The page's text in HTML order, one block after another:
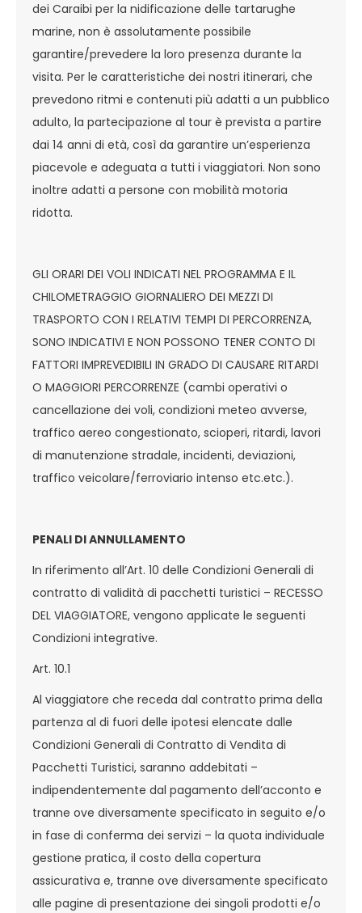
dei Caraibi per la nidificazione delle tartarughe
marine, non è assolutamente possibile
garantire/prevedere la loro presenza durante la
visita. Per le caratteristiche dei nostri itinerari, che
prevedono ritmi e contenuti più adatti a un pubblico
adulto, la partecipazione al tour è prevista a partire
dai 14 anni di età, così da garantire un’esperienza
piacevole e adeguata a tutti i viaggiatori. Non sono
inoltre adatti a persone con mobilità motoria
ridotta.
GLI ORARI DEI VOLI INDICATI NEL PROGRAMMA E IL
CHILOMETRAGGIO GIORNALIERO DEI MEZZI DI
TRASPORTO CON I RELATIVI TEMPI DI PERCORRENZA,
SONO INDICATIVI E NON POSSONO TENER CONTO DI
FATTORI IMPREVEDIBILI IN GRADO DI CAUSARE RITARDI
O MAGGIORI PERCORRENZE (cambi operativi o
cancellazione dei voli, condizioni meteo avverse,
traffico aereo congestionato, scioperi, ritardi, lavori
di manutenzione stradale, incidenti, deviazioni,
traffico veicolare/ferroviario intenso etc.etc.).
PENALI DI ANNULLAMENTO
In riferimento all’Art. 10 delle Condizioni Generali di
contratto di validità di pacchetti turistici – RECESSO
DEL VIAGGIATORE, vengono applicate le seguenti
Condizioni integrative.
Art. 10.1
Al viaggiatore che receda dal contratto prima della
partenza al di fuori delle ipotesi elencate dalle
Condizioni Generali di Contratto di Vendita di
Pacchetti Turistici, saranno addebitati –
indipendentemente dal pagamento dell’acconto e
tranne ove diversamente specificato in seguito e/o
in fase di conferma dei servizi – la quota individuale
gestione pratica, il costo della copertura
assicurativa e, tranne ove diversamente specificato
alle pagine di presentazione dei singoli prodotti e/o